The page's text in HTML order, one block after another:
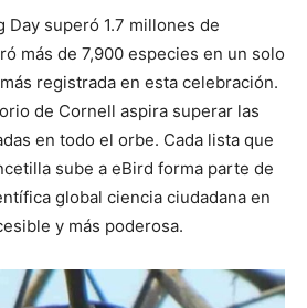
Day superó 1.7 millones de
más de 7,900 especies en un solo
registrada en esta celebración.
de Cornell aspira superar las
en todo el orbe. Cada lista que
sube a eBird forma parte de
global ciencia ciudadana en
y más poderosa.